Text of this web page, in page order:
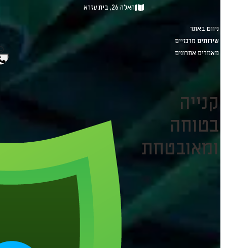
האלה 26, בית עזרא
ניווט באתר
שירותים מרכזיים
מאמרים אחרונים
קנייה
בטוחה
ומאובטחת